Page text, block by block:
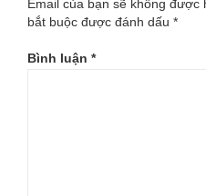
Email của bạn sẽ không được
bắt buộc được đánh dấu *
Bình luận *